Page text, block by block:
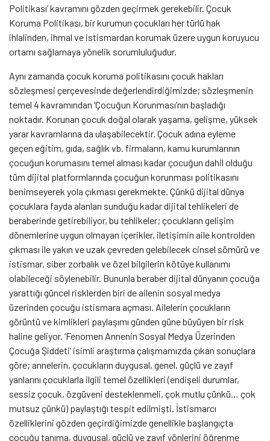
Politikası’ kavramını gözden geçirmek gerekebilir. Çocuk
Koruma Politikası, bir kurumun çocukları her türlü hak
ihlalinden, ihmal ve istismardan korumak üzere uygun koruyucu
ortamı sağlamaya yönelik sorumluluğudur.
Aynı zamanda çocuk koruma politikasını çocuk hakları
sözleşmesi çerçevesinde değerlendirdiğimizde; sözleşmenin
temel 4 kavramından ‘Çocuğun Korunması’nın başladığı
noktadır. Korunan çocuk doğal olarak yaşama, gelişme, yüksek
yarar kavramlarına da ulaşabilecektir. Çocuk adına eyleme
geçen eğitim, gıda, sağlık vb. firmaların, kamu kurumlarının
çocuğun korumasını temel alması kadar çocuğun dahil olduğu
tüm dijital platformlarında çocuğun korunması politikasını
benimseyerek yola çıkması gerekmekte. Çünkü dijital dünya
çocuklara fayda alanları sunduğu kadar dijital tehlikeleri de
beraberinde getirebiliyor, bu tehlikeler; çocukların gelişim
dönemlerine uygun olmayan içerikler, iletişimin aile kontrolden
çıkması ile yakın ve uzak çevreden gelebilecek cinsel sömürü ve
istismar, siber zorbalık ve özel bilgilerin kötüye kullanımı
olabileceği söylenebilir. Bununla beraber dijital dünyanın çocuğa
yarattığı güncel risklerden biri de ailenin sosyal medya
üzerinden çocuğu istismara açması. Ailelerin çocukların
görüntü ve kimlikleri paylaşımı günden güne büyüyen bir risk
haline geliyor. ‘Fenomen Annenin Sosyal Medya Üzerinden
Çocuğa Şiddeti’ isimli araştırma çalışmamızda çıkan sonuçlara
göre; annelerin, çocukların duygusal, genel, güçlü ve zayıf
yanlarını çocuklarla ilgili temel özellikleri (endişeli durumlar,
sessiz çocuk, özgüveni desteklenmeli, çok mutlu çünkü… çok
mutsuz çünkü) paylaştığı tespit edilmişti. İstismarcı
özelliklerini gözden geçirdiğimizde genellikle başlangıçta
çocuğu tanıma, duygusal, güçlü ve zayıf yönlerini öğrenme